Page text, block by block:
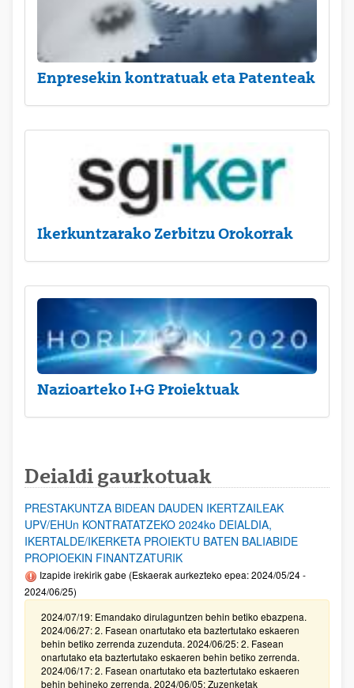
Enpresekin kontratuak eta Patenteak
Ikerkuntzarako Zerbitzu Orokorrak
Nazioarteko I+G Proiektuak
Deialdi gaurkotuak
PRESTAKUNTZA BIDEAN DAUDEN IKERTZAILEAK
UPV/EHUn KONTRATATZEKO 2024ko DEIALDIA,
IKERTALDE/IKERKETA PROIEKTU BATEN BALIABIDE
PROPIOEKIN FINANTZATURIK
Izapide irekirik gabe (Eskaerak aurkezteko epea: 2024/05/24 -
2024/06/25)
2024/07/19: Emandako dirulaguntzen behin betiko ebazpena.
2024/06/27: 2. Fasean onartutako eta baztertutako eskaeren
behin betiko zerrenda zuzenduta. 2024/06/25: 2. Fasean
onartutako eta baztertutako eskaeren behin betiko zerrenda.
2024/06/17: 2. Fasean onartutako eta baztertutako eskaeren
behin behineko zerrenda. 2024/06/05: Zuzenketak